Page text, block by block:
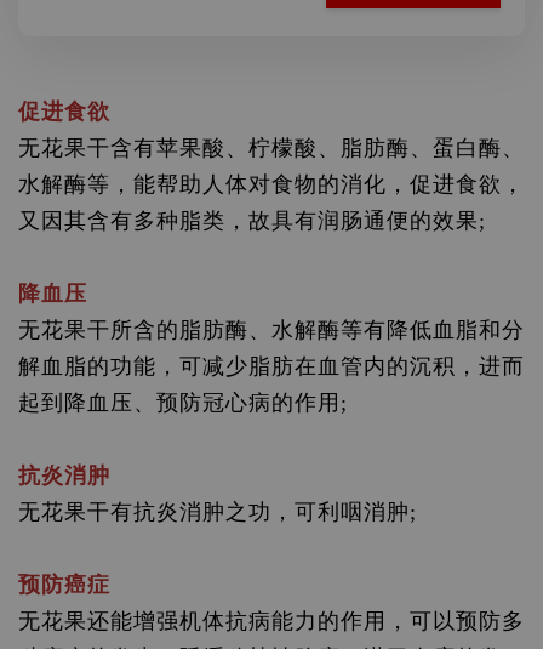
促进食欲
无花果干含有苹果酸、柠檬酸、脂肪酶、蛋白酶、
水解酶等，能帮助人体对食物的消化，促进食欲，
又因其含有多种脂类，故具有润肠通便的效果;
降血压
无花果干所含的脂肪酶、水解酶等有降低血脂和分
解血脂的功能，可减少脂肪在血管内的沉积，进而
起到降血压、预防冠心病的作用;
抗炎消肿
无花果干有抗炎消肿之功，可利咽消肿;
预防癌症
无花果还能增强机体抗病能力的作用，可以预防多